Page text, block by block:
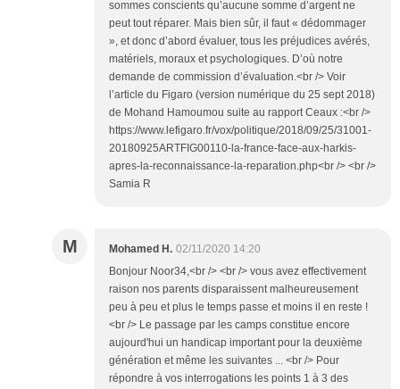
sommes conscients qu’aucune somme d’argent ne
peut tout réparer. Mais bien sûr, il faut « dédommager
», et donc d’abord évaluer, tous les préjudices avérés,
matériels, moraux et psychologiques. D’où notre
demande de commission d’évaluation.<br /> Voir
l’article du Figaro (version numérique du 25 sept 2018)
de Mohand Hamoumou suite au rapport Ceaux :<br />
https://www.lefigaro.fr/vox/politique/2018/09/25/31001-
20180925ARTFIG00110-la-france-face-aux-harkis-
apres-la-reconnaissance-la-reparation.php<br /> <br />
Samia R
M Mohamed H. 02/11/2020 14:20
Bonjour Noor34,<br /> <br /> vous avez effectivement
raison nos parents disparaissent malheureusement
peu à peu et plus le temps passe et moins il en reste !
<br /> Le passage par les camps constitue encore
aujourd'hui un handicap important pour la deuxième
génération et même les suivantes ... <br /> Pour
répondre à vos interrogations les points 1 à 3 des